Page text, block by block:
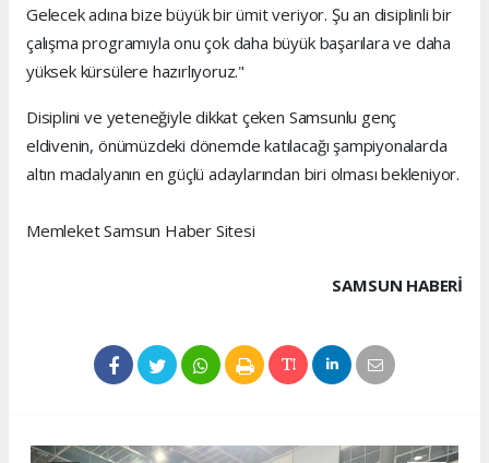
Gelecek adına bize büyük bir ümit veriyor. Şu an disiplinli bir
çalışma programıyla onu çok daha büyük başarılara ve daha
yüksek kürsülere hazırlıyoruz."
Disiplini ve yeteneğiyle dikkat çeken Samsunlu genç
eldivenin, önümüzdeki dönemde katılacağı şampiyonalarda
altın madalyanın en güçlü adaylarından biri olması bekleniyor.
Memleket Samsun Haber Sitesi
SAMSUN HABERİ